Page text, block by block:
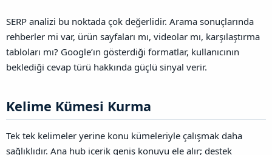
SERP analizi bu noktada çok değerlidir. Arama sonuçlarında
rehberler mi var, ürün sayfaları mı, videolar mı, karşılaştırma
tabloları mı? Google’ın gösterdiği formatlar, kullanıcının
beklediği cevap türü hakkında güçlü sinyal verir.
Kelime Kümesi Kurma​
Tek tek kelimeler yerine konu kümeleriyle çalışmak daha
sağlıklıdır. Ana hub içerik geniş konuyu ele alır; destek